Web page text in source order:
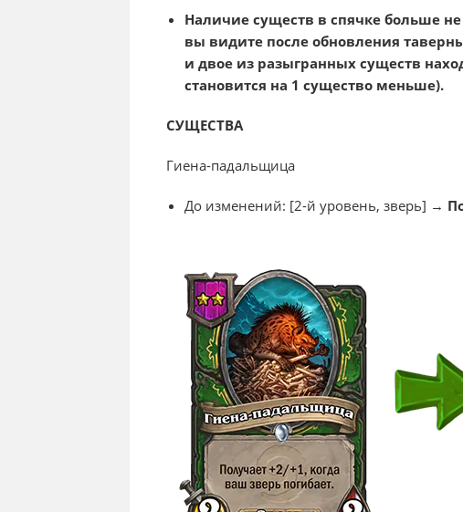
Наличие существ в спячке больше
вы видите после обновления
и двое из разыгранных существ
становится на 1 существо меньше).
СУЩЕСТВА
Гиена-падальщица
До изменений: [2-й уровень, зверь] →